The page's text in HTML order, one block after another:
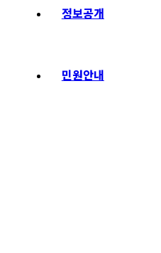
정보공개
민원안내